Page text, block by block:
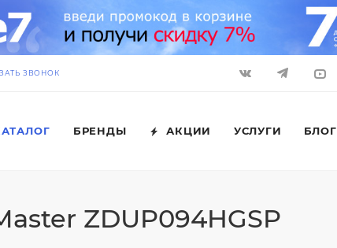
ЗВОНОК
БРЕНДЫ АКЦИИ УСЛУГИ БЛОГ
ZDUP094HGSP